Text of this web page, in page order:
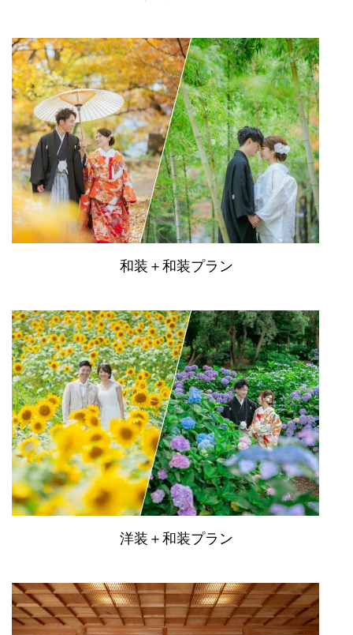
和装＋和装プラン
洋装＋和装プラン